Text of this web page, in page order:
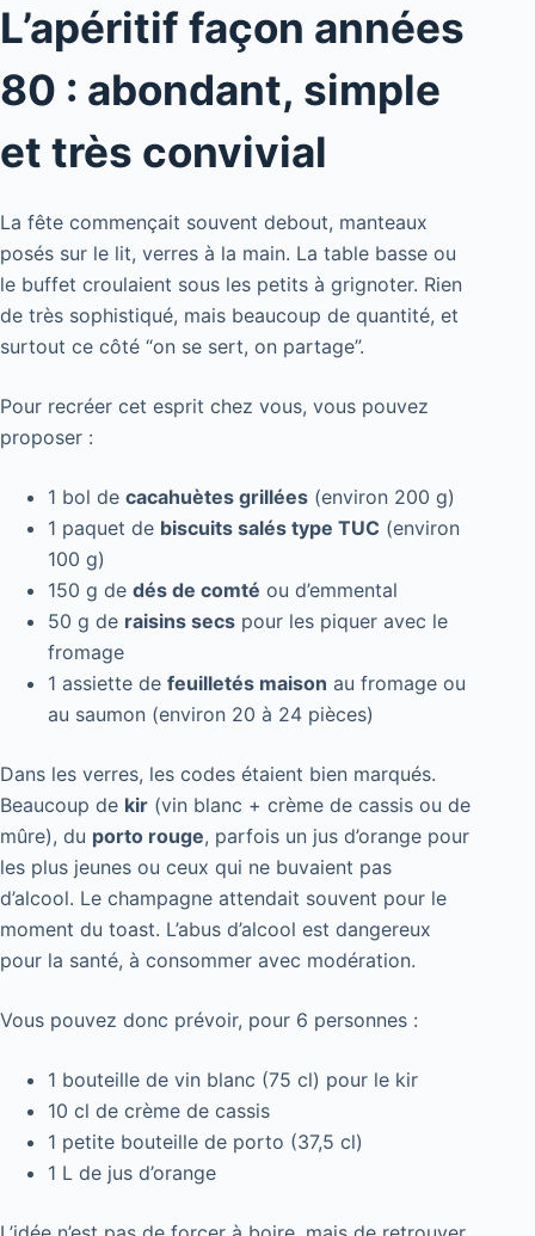
L’apéritif façon années
80 : abondant, simple
et très convivial
La fête commençait souvent debout, manteaux
posés sur le lit, verres à la main. La table basse ou
le buffet croulaient sous les petits à grignoter. Rien
de très sophistiqué, mais beaucoup de quantité, et
surtout ce côté “on se sert, on partage”.
Pour recréer cet esprit chez vous, vous pouvez
proposer :
1 bol de cacahuètes grillées (environ 200 g)
1 paquet de biscuits salés type TUC (environ
100 g)
150 g de dés de comté ou d’emmental
50 g de raisins secs pour les piquer avec le
fromage
1 assiette de feuilletés maison au fromage ou
au saumon (environ 20 à 24 pièces)
Dans les verres, les codes étaient bien marqués.
Beaucoup de kir (vin blanc + crème de cassis ou de
mûre), du porto rouge, parfois un jus d’orange pour
les plus jeunes ou ceux qui ne buvaient pas
d’alcool. Le champagne attendait souvent pour le
moment du toast. L’abus d’alcool est dangereux
pour la santé, à consommer avec modération.
Vous pouvez donc prévoir, pour 6 personnes :
1 bouteille de vin blanc (75 cl) pour le kir
10 cl de crème de cassis
1 petite bouteille de porto (37,5 cl)
1 L de jus d’orange